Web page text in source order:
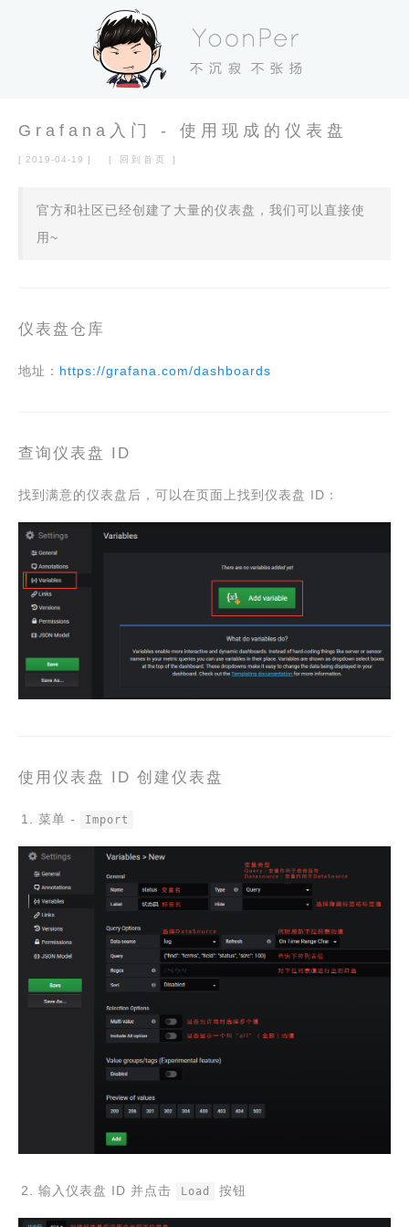
Grafana入门 - 使用现成的仪表盘
[ 2019-04-19 ] [ 回到首页 ]
官方和社区已经创建了大量的仪表盘，我们可以直接使
用~
仪表盘仓库
地址： https://grafana.com/dashboards
查询仪表盘 ID
找到满意的仪表盘后，可以在页面上找到仪表盘 ID：
使用仪表盘 ID 创建仪表盘
菜单 - Import
输入仪表盘 ID 并点击 Load 按钮